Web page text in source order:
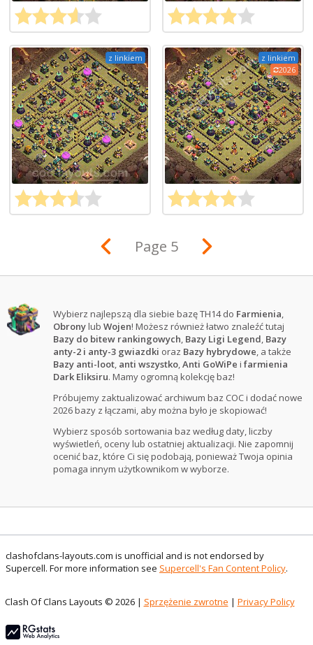
z linkiem
z linkiem
2026
Page 5
Wybierz najlepszą dla siebie bazę TH14 do Farmienia,
ObronylubWojen! Możesz również łatwo znaleźć tutaj
Bazy do bitew rankingowych, Bazy Ligi Legend, Bazy
anty-2 i anty-3 gwiazdki oraz Bazy hybrydowe, a także
Bazy anti-loot, anti wszystko,Anti GoWiPe ifarmienia
Dark Eliksiru. Mamy ogromną kolekcję baz!
Próbujemy zaktualizować archiwum baz COC i dodać nowe
2026 bazy z łączami, aby można było je skopiować!
Wybierz sposób sortowania baz według daty, liczby
wyświetleń, oceny lub ostatniej aktualizacji. Nie zapomnij
ocenić baz, które Ci się podobają, ponieważ Twoja opinia
pomaga innym użytkownikom w wyborze.
clashofclans-layouts.com is unofficial and is not endorsed by
Supercell. For more information see Supercell's Fan Content Policy.
Clash Of Clans Layouts © 2026 | Sprzężenie zwrotne | Privacy Policy